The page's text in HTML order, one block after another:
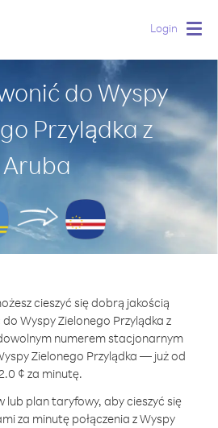
Login
do Wyspy
Przylądka z
Aruba
cieszyć się dobrą jakością
Wyspy Zielonego Przylądka z
numerem stacjonarnym
Zielonego Przylądka — już od
¢ za minutę.
lub plan taryfowy, aby cieszyć się
za minutę połączenia z Wyspy